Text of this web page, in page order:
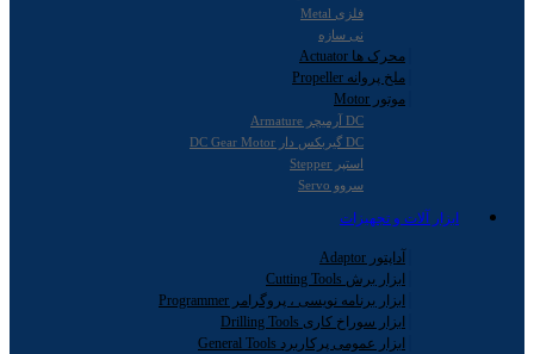
فلزی Metal
نی سازه
محرک ها Actuator
ملخ پروانه Propeller
موتور Motor
DC آرمیچر Armature
DC گیربکس دار DC Gear Motor
استپر Stepper
سروو Servo
ابزار آلات و تجهیزات
آداپتور Adaptor
ابزار برش Cutting Tools
ابزار برنامه نویسی ، پروگرامر Programmer
ابزار سوراخ کاری Drilling Tools
ابزار عمومی پرکاربرد General Tools